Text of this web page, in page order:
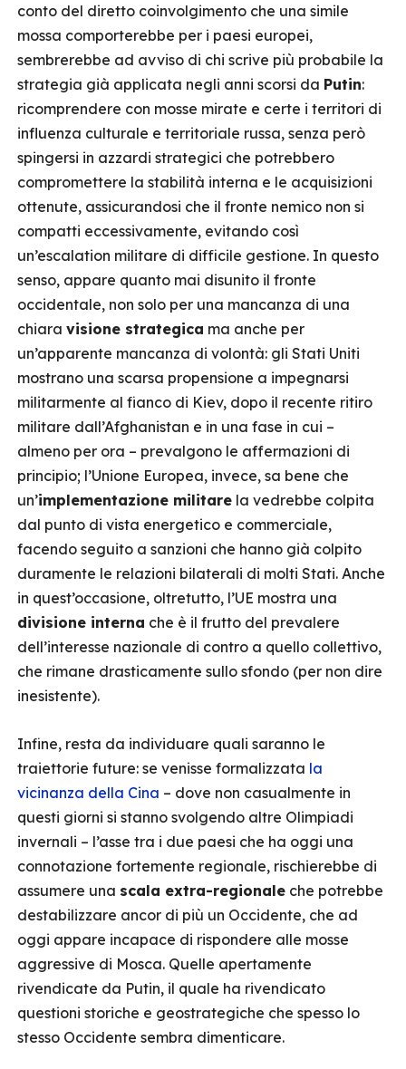
conto del diretto coinvolgimento che una simile
mossa comporterebbe per i paesi europei,
sembrerebbe ad avviso di chi scrive più probabile la
strategia già applicata negli anni scorsi da Putin:
ricomprendere con mosse mirate e certe i territori di
influenza culturale e territoriale russa, senza però
spingersi in azzardi strategici che potrebbero
compromettere la stabilità interna e le acquisizioni
ottenute, assicurandosi che il fronte nemico non si
compatti eccessivamente, evitando così
un’escalation militare di difficile gestione. In questo
senso, appare quanto mai disunito il fronte
occidentale, non solo per una mancanza di una
chiara visione strategica ma anche per
un’apparente mancanza di volontà: gli Stati Uniti
mostrano una scarsa propensione a impegnarsi
militarmente al fianco di Kiev, dopo il recente ritiro
militare dall’Afghanistan e in una fase in cui –
almeno per ora – prevalgono le affermazioni di
principio; l’Unione Europea, invece, sa bene che
un’implementazione militare la vedrebbe colpita
dal punto di vista energetico e commerciale,
facendo seguito a sanzioni che hanno già colpito
duramente le relazioni bilaterali di molti Stati. Anche
in quest’occasione, oltretutto, l’UE mostra una
divisione interna che è il frutto del prevalere
dell’interesse nazionale di contro a quello collettivo,
che rimane drasticamente sullo sfondo (per non dire
inesistente).
Infine, resta da individuare quali saranno le
traiettorie future: se venisse formalizzata la
vicinanza della Cina – dove non casualmente in
questi giorni si stanno svolgendo altre Olimpiadi
invernali – l’asse tra i due paesi che ha oggi una
connotazione fortemente regionale, rischierebbe di
assumere una scala extra-regionale che potrebbe
destabilizzare ancor di più un Occidente, che ad
oggi appare incapace di rispondere alle mosse
aggressive di Mosca. Quelle apertamente
rivendicate da Putin, il quale ha rivendicato
questioni storiche e geostrategiche che spesso lo
stesso Occidente sembra dimenticare.